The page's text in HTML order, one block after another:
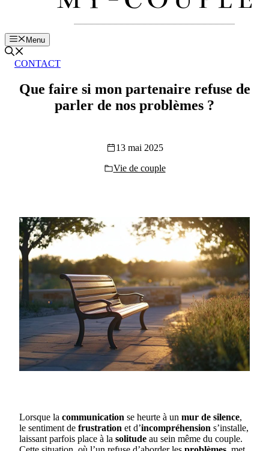
Menu
CONTACT
Que faire si mon partenaire refuse de
parler de nos problèmes ?
13 mai 2025
Vie de couple
Lorsque la communication se heurte à un mur de silence,
le sentiment de frustration et d’incompréhension s’installe,
laissant parfois place à la solitude au sein même du couple.